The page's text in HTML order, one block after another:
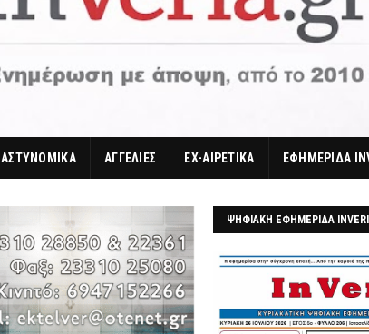
ΑΣΤΥΝΟΜΙΚΑ ΑΓΓΕΛΙΕΣ EX-ΑΙΡΕΤΙΚΑ ΕΦΗΜΕΡΙΔΑ
ΨΗΦΙΑΚΗ ΕΦΗΜΕΡΙΔΑ